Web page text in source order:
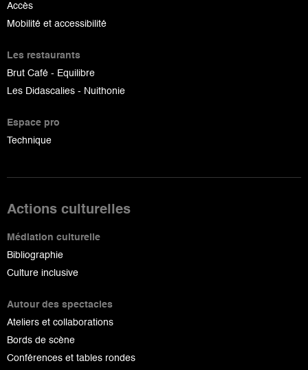
Accès
Mobilité et accessibilité
Les restaurants
Brut Café - Equilibre
Les Didascalies - Nuithonie
Espace pro
Technique
Actions culturelles
Médiation culturelle
Bibliographie
Culture inclusive
Autour des spectacles
Ateliers et collaborations
Bords de scène
Conférences et tables rondes